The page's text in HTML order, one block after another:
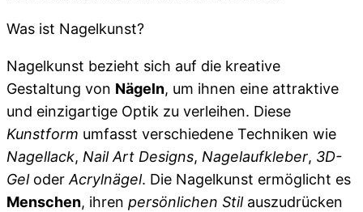
Was ist Nagelkunst?
Nagelkunst bezieht sich auf die kreative
Gestaltung von Nägeln, um ihnen eine attraktive
und einzigartige Optik zu verleihen. Diese
Kunstform umfasst verschiedene Techniken wie
Nagellack, Nail Art Designs, Nagelaufkleber, 3D-
Geloder Acrylnägel. Die Nagelkunst ermöglicht es
Menschen, ihren persönlichen Stilauszudrücken